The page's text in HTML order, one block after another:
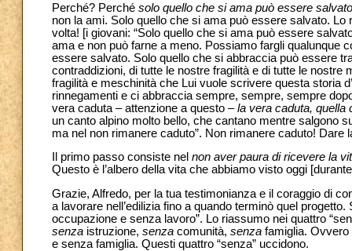
Perché? Perché solo quello che si ama può essere salvato
non la ami. Solo quello che si ama può essere salvato.
volta! [i giovani: “Solo quello che si ama può essere
ama e non può farne a meno. Possiamo fargli qualunque
essere salvato. Solo quello che si abbraccia può essere
contraddizioni, di tutte le nostre fragilità e di tutte le
fragilità e meschinità che Lui vuole scrivere questa storia
rinnegamenti e ci abbraccia sempre, sempre, sempre
vera caduta – attenzione a questo –la vera caduta, quella
un canto alpino molto bello, che cantano mentre salgono
ma nel non rimanere caduto”. Non rimanere caduto!
Il primo passo consiste nel non aver paura di ricevere la
Questo è l’albero della vita che abbiamo visto oggi
Grazie, Alfredo, per la tua testimonianza e il coraggio di
a lavorare nell’edilizia fino a quando terminò quel
occupazione e senza lavoro”. Lo riassumo nei quattro
senza istruzione, senza comunità, senza famiglia.
e senza famiglia. Questi quattro “senza” uccidono.